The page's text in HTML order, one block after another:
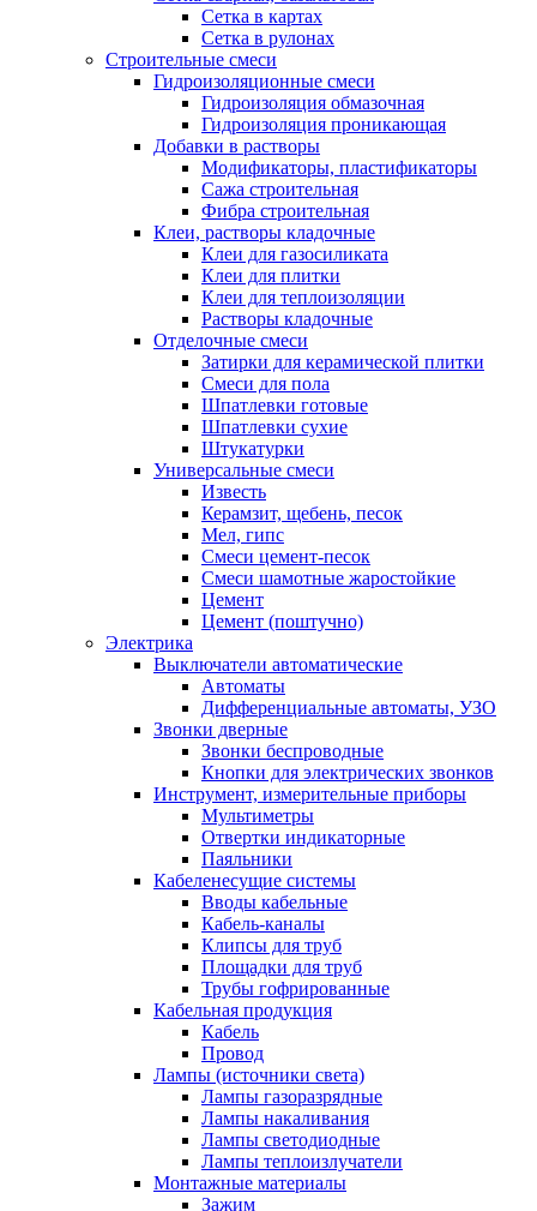
Сетка в картах
Сетка в рулонах
Строительные смеси
Гидроизоляционные смеси
Гидроизоляция обмазочная
Гидроизоляция проникающая
Добавки в растворы
Модификаторы, пластификаторы
Сажа строительная
Фибра строительная
Клеи, растворы кладочные
Клеи для газосиликата
Клеи для плитки
Клеи для теплоизоляции
Растворы кладочные
Отделочные смеси
Затирки для керамической плитки
Смеси для пола
Шпатлевки готовые
Шпатлевки сухие
Штукатурки
Универсальные смеси
Известь
Керамзит, щебень, песок
Мел, гипс
Смеси цемент-песок
Смеси шамотные жаростойкие
Цемент
Цемент (поштучно)
Электрика
Выключатели автоматические
Автоматы
Дифференциальные автоматы, УЗО
Звонки дверные
Звонки беспроводные
Кнопки для электрических звонков
Инструмент, измерительные приборы
Мультиметры
Отвертки индикаторные
Паяльники
Кабеленесущие системы
Вводы кабельные
Кабель-каналы
Клипсы для труб
Площадки для труб
Трубы гофрированные
Кабельная продукция
Кабель
Провод
Лампы (источники света)
Лампы газоразрядные
Лампы накаливания
Лампы светодиодные
Лампы теплоизлучатели
Монтажные материалы
Зажим